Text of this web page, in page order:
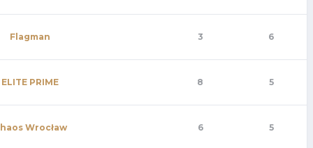
Flagman 3 6
ELITE PRIME 8 5
Wrocław 6 5